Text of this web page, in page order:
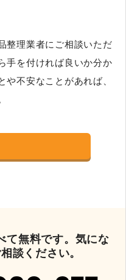
整理業者にご相談いただ
手を付ければ良いか分か
不安なことがあれば、
て無料です。気にな
談ください。